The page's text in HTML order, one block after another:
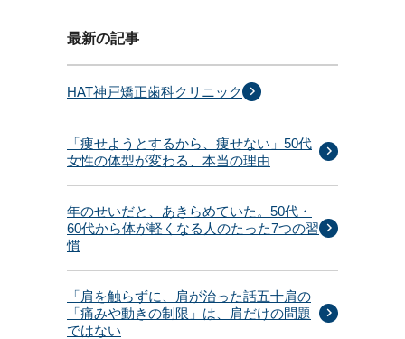
最新の記事
HAT神戸矯正歯科クリニック
「痩せようとするから、痩せない」50代
女性の体型が変わる、本当の理由
年のせいだと、あきらめていた。50代・
60代から体が軽くなる人のたった7つの習
慣
「肩を触らずに、肩が治った話五十肩の
「痛みや動きの制限」は、肩だけの問題
ではない